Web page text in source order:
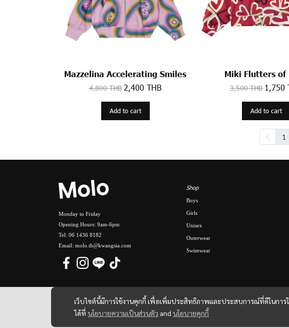
Mazzelina Accelerating Smiles
4,800 THB 2,400 THB
Add to cart
Miki Flutters of
3,500 THB 1,750
Add to cart
1
เว็บไซต์นี้มีการใช้งานคุกกี้ เพื่อเพิ่มประสิทธิภาพและประสบการณ์ที่ดีในการ
ได้ที่ นโยบายความเป็นส่วนตัว and นโยบายคุกกี้
Monday to Friday
Opening Hours: 9am-6pm
Tel: 06 1436 8182
Email: molo.th@kwangsia.com
Shop
Boys
Girls
Unisex
Outerwear
Swimwear